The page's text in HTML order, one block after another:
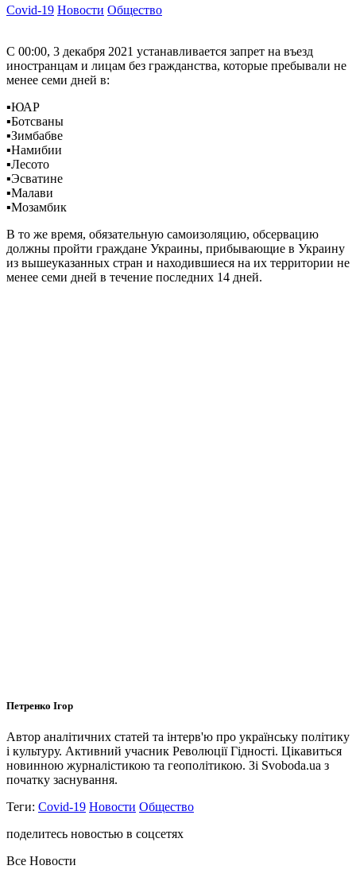
Covid-19 Новости Общество
С 00:00, 3 декабря 2021 устанавливается запрет на въезд
иностранцам и лицам без гражданства, которые пребывали не
менее семи дней в:
▪️ЮАР
▪️Ботсваны
▪️Зимбабве
▪️Намибии
▪️Лесото
▪️Эсватине
▪️Малави
▪️Мозамбик
В то же время, обязательную самоизоляцию, обсервацию
должны пройти граждане Украины, прибывающие в Украину
из вышеуказанных стран и находившиеся на их территории не
менее семи дней в течение последних 14 дней.
Петренко Ігор
Автор аналітичних статей та інтерв'ю про українську політику
і культуру. Активний учасник Революції Гідності. Цікавиться
новинною журналістикою та геополітикою. Зі Svoboda.ua з
початку заснування.
Теги: Covid-19 Новости Общество
поделитесь новостью в соцсетях
Все Новости